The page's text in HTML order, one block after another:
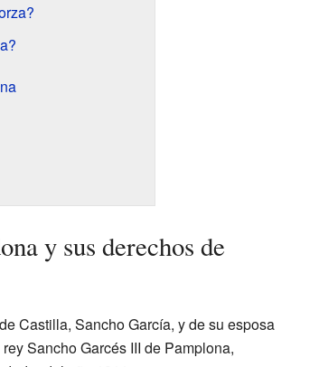
y sus derechos de
Castilla, Sancho García, y de su esposa
Sancho Garcés III de Pamplona,